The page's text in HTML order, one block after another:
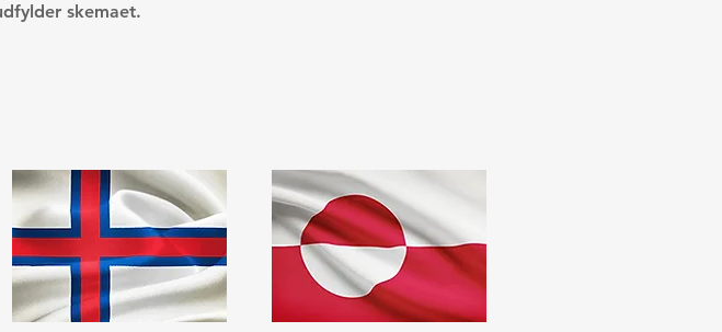
skemaet.